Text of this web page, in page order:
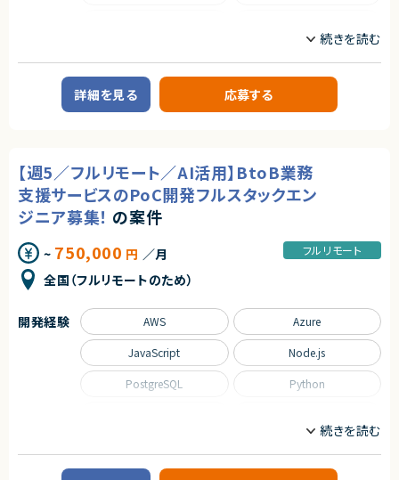
株式会社LASSIC
★大手グループ会社の案件です！
★中長期で参画いただける案件です！
★弊社から20名以上参画中の企業様になります！※事業部は異なります
★横新規開発の立ち上げや横断的にプロジェクトを見ることができます。
近年は、業務のデジタル化・生産性向上の流れを背景に、この分野自体が急
はビジネスに欠かせないインフラ的存在となるポテンシャルを備えていま
・Web／SaaSプロダクトにおけるPdMまたはそれに準ずる役割の経験
（プロダクト企画、要件定義、改善サイクルへの継続的な関与）
・ユーザー課題を起点とした機能設計・仕様設計の経験
・UI/UXに関する基礎的な知識・判断力
・開発優先度の設計・ロードマップ策定の経験
・関係者（営業・CS・経営層）と連携しながらプロダクトを推進した経験
・障害対応・運用改善など、プロダクト品質に責任を持った経験
・自ら課題を発見し、主体的に意思決定・推進できる姿勢
業務委託(準委任契約)
株式会社LASSIC
・自社SaaSプロダクトのリードに携わることができます！
・Ruby on Railsを利用した開発のご経験5年以上
・Reactを用いた開発経験
・要件定義から運用保守までの一貫したご経験
・AIを活用した開発の経験・関心
契約形態
業務委託(準委任契約)
契約元
株式会社LASSIC
エージェントから
◎企画段階から携われるため、プロダクト全体に深く関与できます！
◎Rails×Reactのフルスタック経験を最大限に活かせます！
◎大規模サービスならではのアーキテクチャ改善に挑戦可能！
◎フルリモート中心で働きやすい環境です！
◎AI開発支援ツール活用など、先進的な開発文化があります！
職種
フロントエンドエンジニア サーバーサイドエンジニア
業務内容
■業務内容
・既存Webアプリケーションの保守・運用
・パフォーマンス改善および負荷対策の実施
・安定稼働を前提としたシステム設計改善
・セキュリティリスクの洗い出しと改善対応
・品質を重視した開発プロセスの推進
・AI活用を取り入れた開発手法への適応（将来的な発展含む）
求めるスキル
・5年以上のWebアプリケーション開発経験
（例：Claude Code, Codex, Gemini CLI, GitHub Copilotなど）
・フルスタックでのWebアプリケーション開発経験
■尚可スキル
・AI搭載コードエディタを用いたプログラミングまたはバイブコーディング経
詳細を見る 応募する
【週5／フルリモート／AI活用】BtoB業務
支援サービスのPoC開発フルスタックエン
ジニア募集！ の案件
~ 750,000 円 ／月
全国（フルリモートのため）
フルリモート
開発経験 AWS Azure
JavaScript Node.js
PostgreSQL Python